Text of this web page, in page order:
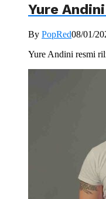
Yure
By PopRed08/01/
Yure Andini resmi